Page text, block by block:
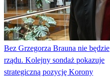
Bez Grzegorza Brauna nie będzie
rządu. Kolejny sondaż pokazuje
strategiczną pozycję Korony